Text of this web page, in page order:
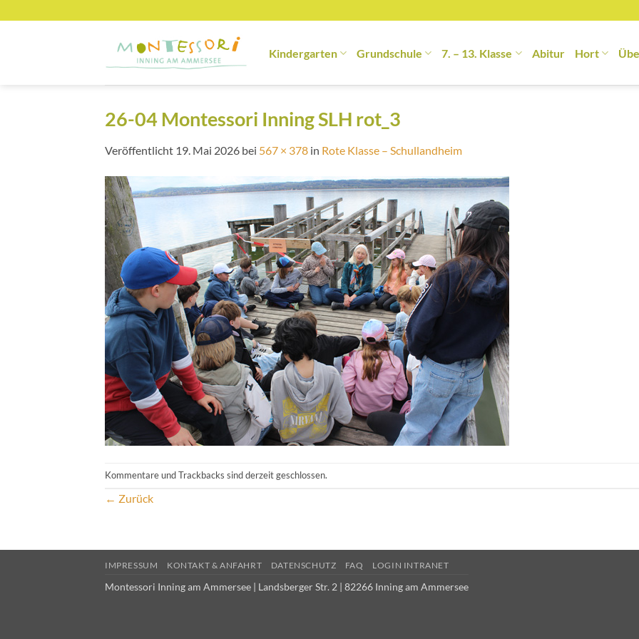
Kindergarten Grundschule 7. – 13. Klasse Abitur Hort
26-04 Montessori Inning SLH rot_3
Veröffentlicht 19. Mai 2026 bei 567 × 378 in Rote Klasse – Schullandheim
Kommentare und Trackbacks sind derzeit geschlossen.
← Zurück
IMPRESSUM KONTAKT & ANFAHRT DATENSCHUTZ FAQ LOGIN INTRANET
Montessori Inning am Ammersee | Landsberger Str. 2 | 82266 Inning am Ammersee